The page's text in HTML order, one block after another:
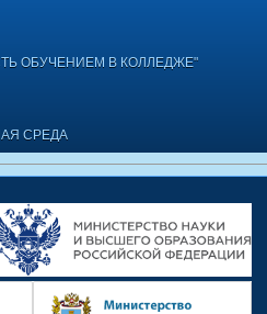
ОБУЧЕНИЕМ В КОЛЛЕДЖЕ"
СРЕДА